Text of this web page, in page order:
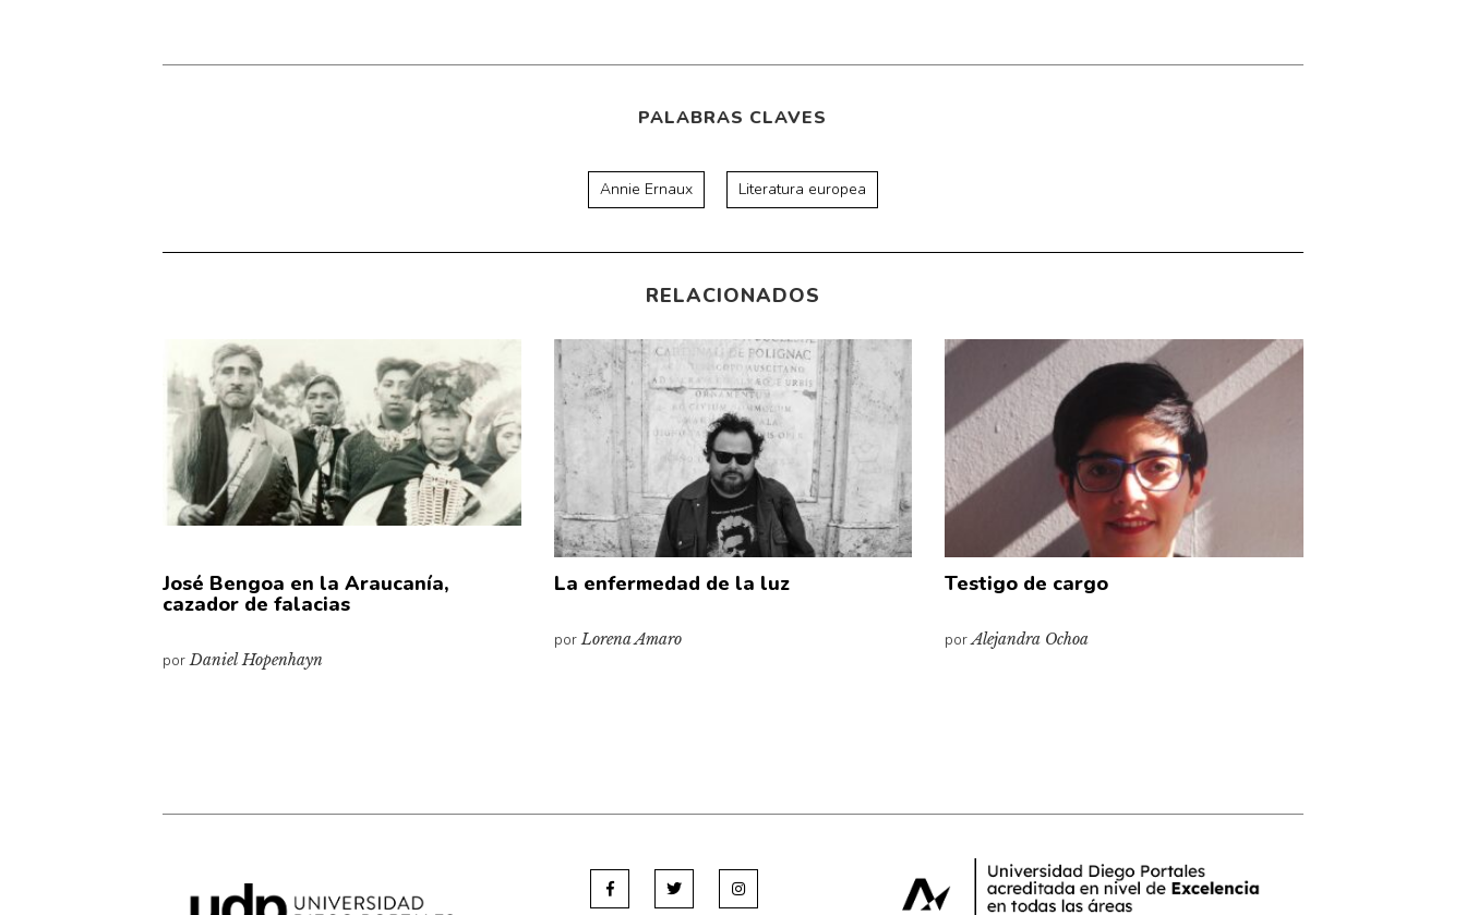
PALABRAS CLAVES
Annie Ernaux Literatura europea
RELACIONADOS
José Bengoa en la Araucanía,
cazador de falacias
porDaniel Hopenhayn
La enfermedad de la luz
porLorena Amaro
Testigo de cargo
porAlejandra Ochoa